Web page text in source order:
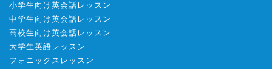
小学生向け英会話レッスン
中学生向け英会話レッスン
高校生向け英会話レッスン
大学生英語レッスン
フォニックスレッスン